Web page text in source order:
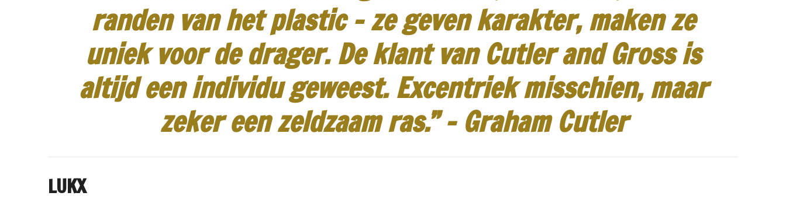
randen van het plastic - ze geven karakter, maken ze
uniek voor de drager. De klant van Cutler and Gross is
altijd een individu geweest. Excentriek misschien, maar
zeker een zeldzaam ras.” - Graham Cutler
LUKX